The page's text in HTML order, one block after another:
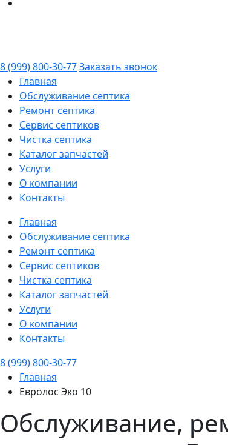
8 (999) 800-30-77Заказать звонок
Главная
Обслуживание септика
Ремонт септика
Сервис септиков
Чистка септика
Каталог запчастей
Услуги
О компании
Контакты
Главная
Обслуживание септика
Ремонт септика
Сервис септиков
Чистка септика
Каталог запчастей
Услуги
О компании
Контакты
8 (999) 800-30-77
Главная
Евролос Эко 10
Обслуживание,